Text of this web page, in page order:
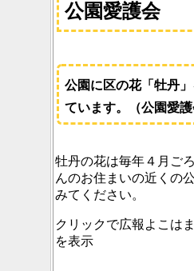
公園愛護会
公園に区の花「牡丹
ています。（公園愛護
牡丹の花は毎年４月ご
んのお住まいの近くの
みてください。
クリックで広報よこは
を表示